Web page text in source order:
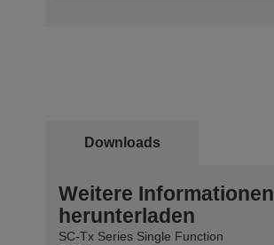
Downloads
Weitere Informationen
herunterladen
SC-Tx Series Single Function